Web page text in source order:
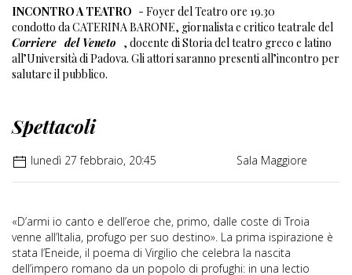
INCONTRO A TEATRO - Foyer del Teatro ore 19.30
condotto da CATERINA BARONE, giornalista e critico teatrale del
Corriere del Veneto , docente di Storia del teatro greco e latino
all’Università di Padova. Gli attori saranno presenti all’incontro per
salutare il pubblico.
Spettacoli
lunedì 27 febbraio, 20:45 Sala Maggiore
«D’armi io canto e dell’eroe che, primo, dalle coste di Troia
venne all’Italia, profugo per suo destino». La prima ispirazione è
stata l’Eneide, il poema di Virgilio che celebra la nascita
dell’impero romano da un popolo di profughi: in una lectio